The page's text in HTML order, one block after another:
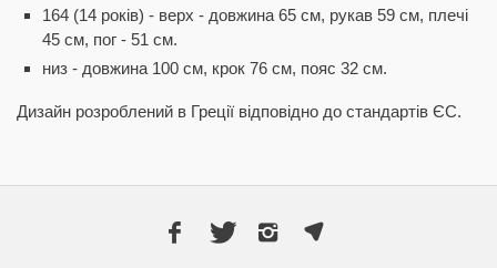
164 (14 років) - верх - довжина 65 см, рукав 59 см, плечі
45 см, пог - 51 см.
низ - довжина 100 см, крок 76 см, пояс 32 см.
Дизайн розроблений в Греції відповідно до стандартів ЄС.